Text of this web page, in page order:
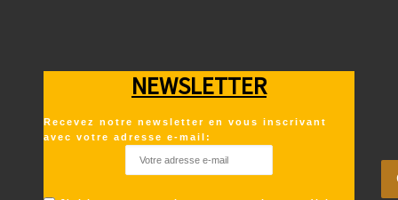
NEWSLETTER
Recevez notre newsletter en vous inscrivant
avec votre adresse e-mail: